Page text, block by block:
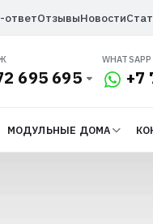
ответОтзывыНовости
695 695
WHATSAPP
+7
МОДУЛЬНЫЕ ДОМА